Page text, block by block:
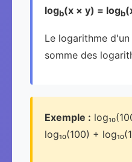
logb(x × y) = logb
Le logarithme
somme des
Exemple :
log₁₀(100) +